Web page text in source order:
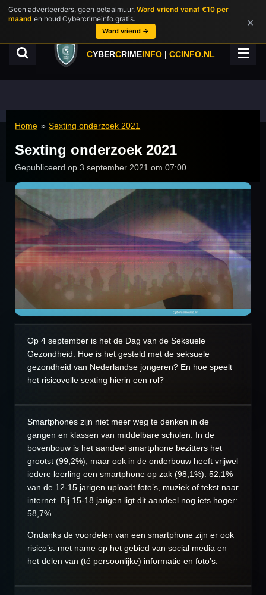
Geen adverteerders, geen betaalmuur. Word vriend vanaf €10 per
maand en houd Cybercrimeinfo gratis.
Word vriend →
×
Ga
direct
hoofdinhoud
CYBERCRIMEINFO | CCINFO.NL
Home » Sexting onderzoek 2021
Sexting onderzoek 2021
Gepubliceerd op 3 september 2021 om 07:00
Op 4 september is het de Dag van de Seksuele
Gezondheid. Hoe is het gesteld met de seksuele
gezondheid van Nederlandse jongeren? En hoe speelt
het risicovolle sexting hierin een rol?
Smartphones zijn niet meer weg te denken in de
gangen en klassen van middelbare scholen. In de
bovenbouw is het aandeel smartphone bezitters het
grootst (99,2%), maar ook in de onderbouw heeft vrijwel
iedere leerling een smartphone op zak (98,1%). 52,1%
van de 12-15 jarigen uploadt foto’s, muziek of tekst naar
internet. Bij 15-18 jarigen ligt dit aandeel nog iets hoger:
58,7%.
Ondanks de voordelen van een smartphone zijn er ook
risico’s: met name op het gebied van social media en
het delen van (té persoonlijke) informatie en foto’s.